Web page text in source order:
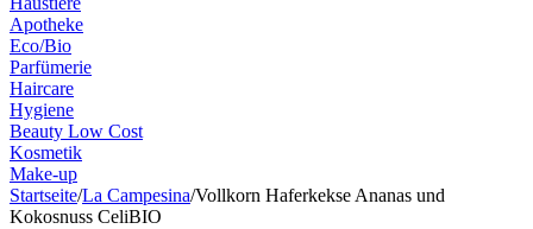
Apotheke
Eco/Bio
Parfümerie
Haircare
Hygiene
Beauty Low Cost
Kosmetik
Make-up
Startseite/La Campesina/Vollkorn Haferkekse Ananas und
Kokosnuss CeliBIO